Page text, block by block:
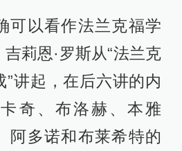
可以看作法兰克福学
莉恩·罗斯从“法兰克
讲起，在后六讲的内
奇、布洛赫、本雅
阿多诺和布莱希特的